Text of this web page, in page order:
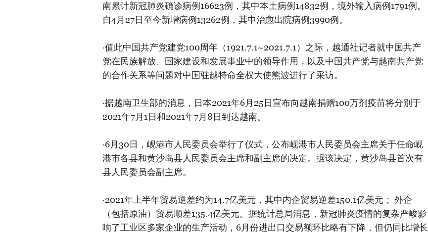
南累计新冠肺炎确诊病例16623例，其中本土病例14832例，境外输入病例1791例。
自4月27日至今新增病例13262例，其中治愈出院病例3990例。
·值此中国共产党建党100周年（1921.7.1~2021.7.1）之际，越通社记者就中国共产
党在民族解放、国家建设和发展事业中的领导作用，以及中国共产党与越南共产党
的合作关系等问题对中国驻越特命全权大使熊波进行了采访。
·据越南卫生部的消息，日本2021年6月25日宣布向越南捐赠100万剂疫苗将分别于
2021年7月1日和2021年7月8日到达越南。
·6月30日，岘港市人民委员会举行了仪式，公布岘港市人民委员会主席关于任命岘
港市各县和黄沙岛县人民委员会主席和副主席的决定。据该决定，黄沙岛县首次有
县人民委员会副主席。
·2021年上半年贸易逆差约为14.7亿美元，其中内企贸易逆差150.1亿美元； 外企
（包括原油）贸易顺差135.4亿美元。据统计总局消息，新冠肺炎疫情的复杂严峻影
响了工业区多家企业的生产活动，6月份进出口交易额环比略有下降，但仍同比增长